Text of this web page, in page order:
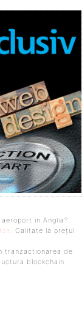
in Anglia?
. Calitate la prețul
tranzactionarea de
blockchain.